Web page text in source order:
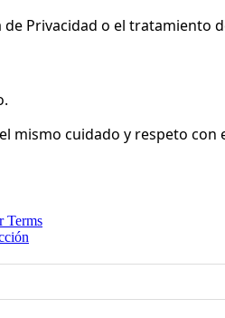
Privacidad o el tratamiento
mismo cuidado y respeto
Terms